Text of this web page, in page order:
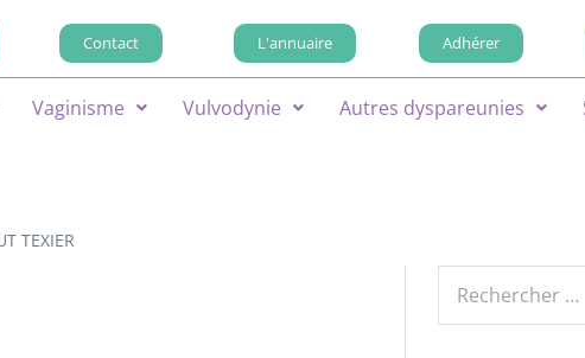
Contact L'annuaire Adhérer
Vaginisme Vulvodynie Autres dyspareunies
TEXIER